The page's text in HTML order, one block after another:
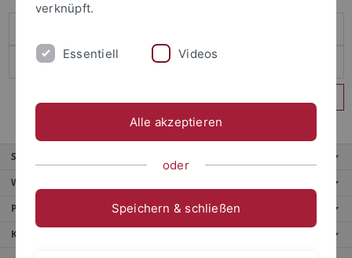
Service
Weitere Angebote
Portale
Kontaktinfo
verknüpft.
Essentiell Videos
Alle akzeptieren
oder
Speichern & schließen